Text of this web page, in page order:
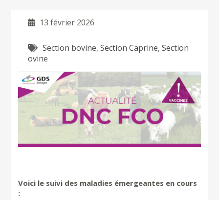
13 février 2026
Section bovine,Section Caprine,Section
ovine
Voici le suivi des maladies émergeantes en cours
: